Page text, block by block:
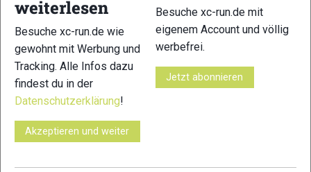
43
weiterlesen
Besuche xc-run.de wie
gewohnt mit Werbung und
Tracking. Alle Infos dazu
findest du in der
Datenschutzerklärung!
Akzeptieren und weiter
Besuche xc-run.de mit
eigenem Account und völlig
werbefrei.
Jetzt abonnieren